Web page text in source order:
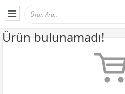
Ürün bulunamadı!